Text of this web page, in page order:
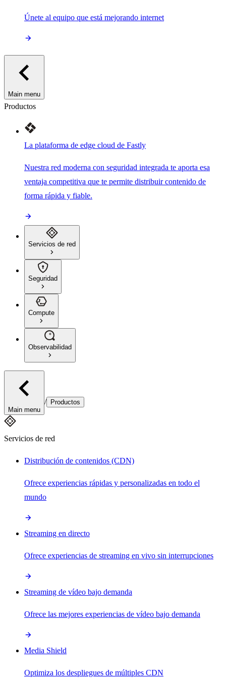
Únete al equipo que está mejorando internet
Main menu
Productos
La plataforma de edge cloud de Fastly
Nuestra red moderna con seguridad integrada te aporta esa
ventaja competitiva que te permite distribuir contenido de
forma rápida y fiable.
Servicios de red
Seguridad
Compute
Observabilidad
Main menu
/ Productos
Servicios de red
Distribución de contenidos (CDN)
Ofrece experiencias rápidas y personalizadas en todo el
mundo
Streaming en directo
Ofrece experiencias de streaming en vivo sin interrupciones
Streaming de vídeo bajo demanda
Ofrece las mejores experiencias de vídeo bajo demanda
Media Shield
Optimiza los despliegues de múltiples CDN